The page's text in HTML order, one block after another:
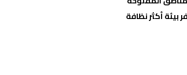
أكثر نظافة